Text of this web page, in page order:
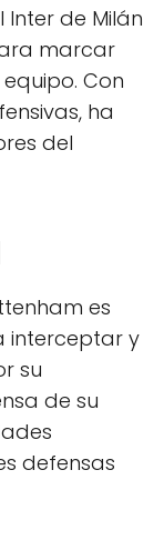
de Milán
marcar
Con
ha
del
es
interceptar y
su
de su
defensas